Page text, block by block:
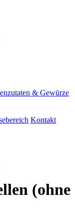
& Gewürze
Kontakt
(ohne